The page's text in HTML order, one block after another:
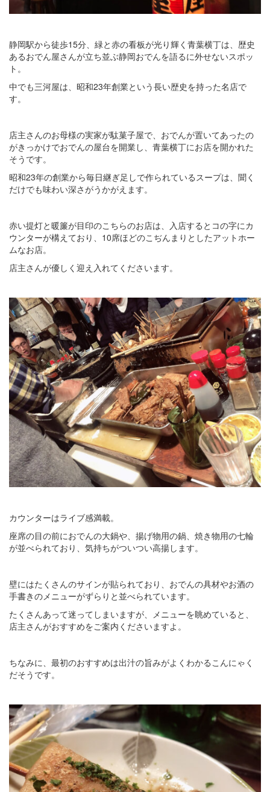
静岡駅から徒歩15分、緑と赤の看板が光り輝く青葉横丁は、歴史
あるおでん屋さんが立ち並ぶ静岡おでんを語るに外せないスポッ
ト。
中でも三河屋は、昭和23年創業という長い歴史を持った名店で
す。
店主さんのお母様の実家が駄菓子屋で、おでんが置いてあったの
がきっかけでおでんの屋台を開業し、青葉横丁にお店を開かれた
そうです。
昭和23年の創業から毎日継ぎ足しで作られているスープは、聞く
だけでも味わい深さがうかがえます。
赤い提灯と暖簾が目印のこちらのお店は、入店するとコの字にカ
ウンターが構えており、10席ほどのこぢんまりとしたアットホー
ムなお店。
店主さんが優しく迎え入れてくださいます。
カウンターはライブ感満載。
座席の目の前におでんの大鍋や、揚げ物用の鍋、焼き物用の七輪
が並べられており、気持ちがついつい高揚します。
壁にはたくさんのサインが貼られており、おでんの具材やお酒の
手書きのメニューがずらりと並べられています。
たくさんあって迷ってしまいますが、メニューを眺めていると、
店主さんがおすすめをご案内くださいますよ。
ちなみに、最初のおすすめは出汁の旨みがよくわかるこんにゃく
だそうです。